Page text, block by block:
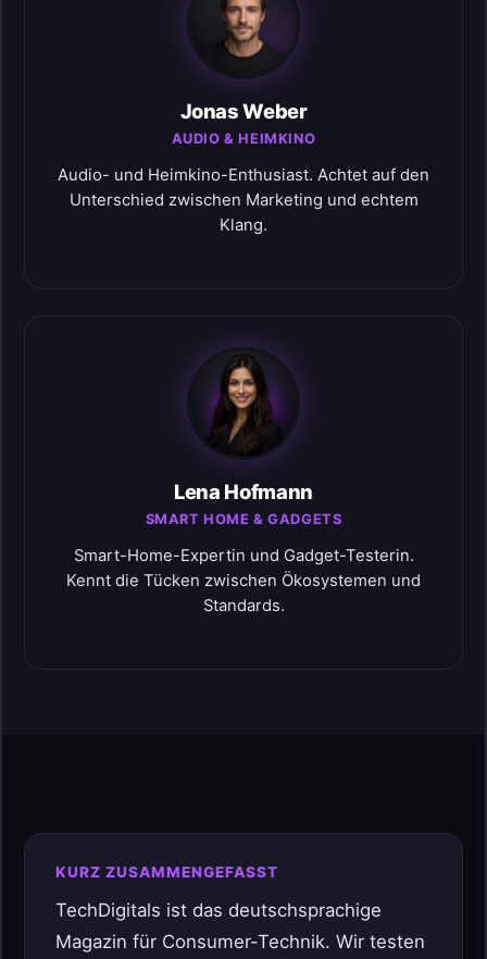
Jonas Weber
AUDIO & HEIMKINO
Audio- und Heimkino-Enthusiast. Achtet auf den
Unterschied zwischen Marketing und echtem
Klang.
Lena Hofmann
SMART HOME & GADGETS
Smart-Home-Expertin und Gadget-Testerin.
Kennt die Tücken zwischen Ökosystemen und
Standards.
KURZ ZUSAMMENGEFASST
TechDigitals ist das deutschsprachige
Magazin für Consumer-Technik. Wir testen